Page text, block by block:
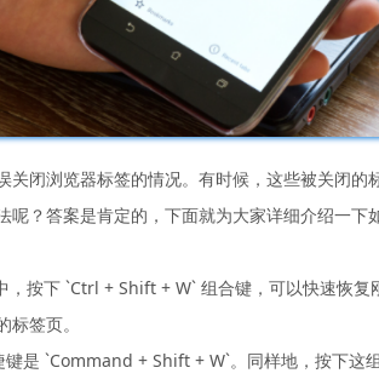
闭浏览器标签的情况。有时候，这些被关闭
？答案是肯定的，下面就为大家详细介绍一下
按下 `Ctrl + Shift + W` 组合键，可以快速恢复
签页。
是 `Command + Shift + W`。同样地，按下这